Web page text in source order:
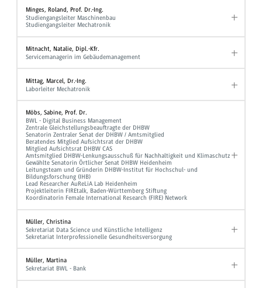
Minges, Roland, Prof. Dr.-Ing.
Studiengangsleiter Maschinenbau
Studiengangsleiter Mechatronik
Mitnacht, Natalie, Dipl.-Kfr.
Servicemanagerin im Gebäudemanagement
Mittag, Marcel, Dr.-Ing.
Laborleiter Mechatronik
Möbs, Sabine, Prof. Dr.
BWL - Digital Business Management
Zentrale Gleichstellungsbeauftragte der DHBW
Senatorin Zentraler Senat der DHBW / Amtsmitglied
Beratendes Mitglied Aufsichtsrat der DHBW
Mitglied Aufsichtsrat DHBW CAS
Amtsmitglied DHBW-Lenkungsausschuß für Nachhaltigkeit und Klimaschutz
Gewählte Senatorin Örtlicher Senat DHBW Heidenheim
Leitungsteam und Gründerin DHBW-Institut für Hochschul- und
Bildungsforschung (IHB)
Lead Researcher AuReLiA Lab Heidenheim
Projektleiterin FIREtalk, Baden-Württemberg Stiftung
Koordinatorin Female International Research (FIRE) Network
Müller, Christina
Sekretariat Data Science und Künstliche Intelligenz
Sekretariat Interprofessionelle Gesundheitsversorgung
Müller, Martina
Sekretariat BWL - Bank